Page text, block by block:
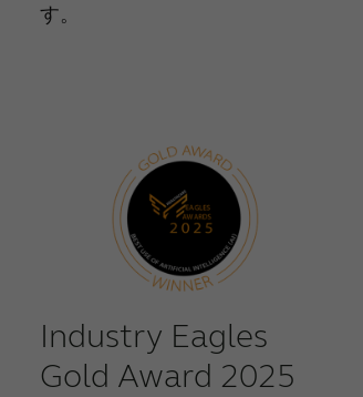
す。
Industry Eagles
Gold Award 2025